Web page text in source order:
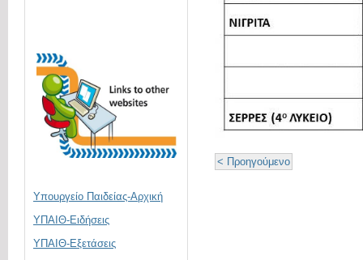
Υπουργείο Παιδείας-Αρχική
ΥΠΑΙΘ-Ειδήσεις
ΥΠΑΙΘ-Εξετάσεις
< Προηγούμενο